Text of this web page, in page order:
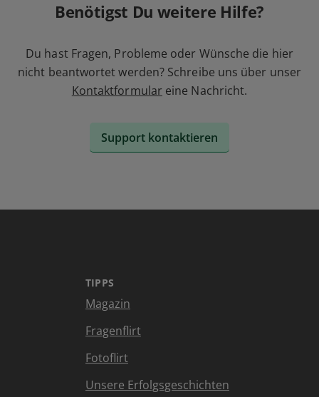
Benötigst Du weitere Hilfe?
Du hast Fragen, Probleme oder Wünsche die hier
nicht beantwortet werden? Schreibe uns über unser
Kontaktformular eine Nachricht.
Support kontaktieren
TIPPS
Magazin
Fragenflirt
Fotoflirt
Unsere Erfolgsgeschichten